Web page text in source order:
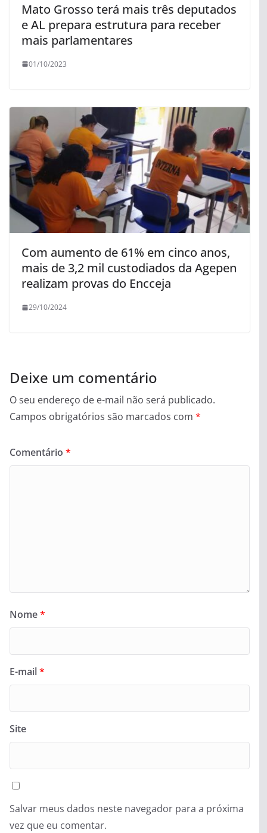
Mato Grosso terá mais três deputados
e AL prepara estrutura para receber
mais parlamentares
01/10/2023
Com aumento de 61% em cinco anos,
mais de 3,2 mil custodiados da Agepen
realizam provas do Encceja
29/10/2024
Deixe um comentário
O seu endereço de e-mail não será publicado.
Campos obrigatórios são marcados com *
Comentário *
Nome*
E-mail*
Site
Salvar meus dados neste navegador para a próxima
vez que eu comentar.